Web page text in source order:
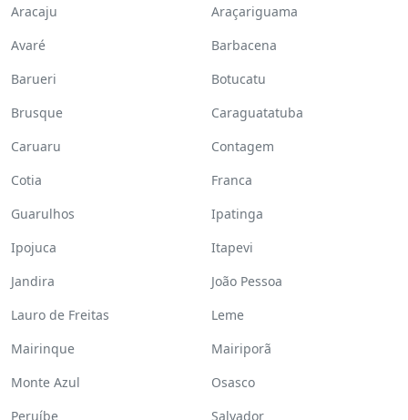
Aracaju
Araçariguama
Avaré
Barbacena
Barueri
Botucatu
Brusque
Caraguatatuba
Caruaru
Contagem
Cotia
Franca
Guarulhos
Ipatinga
Ipojuca
Itapevi
Jandira
João Pessoa
Lauro de Freitas
Leme
Mairinque
Mairiporã
Monte Azul
Osasco
Peruíbe
Salvador